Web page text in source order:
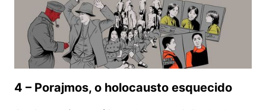
4 – Porajmos, o holocausto esquecido